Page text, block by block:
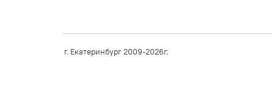
г. Екатеринбург 2009-2026г.